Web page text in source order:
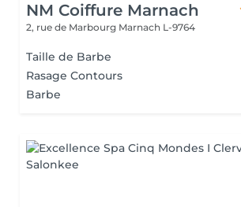
NM Coiffure Marnach
2, rue de Marbourg Marnach L-9764
Taille de Barbe
Rasage Contours
Barbe